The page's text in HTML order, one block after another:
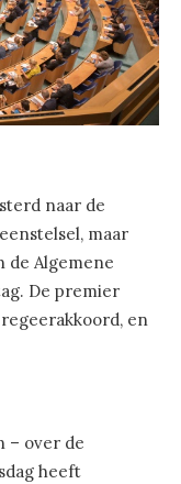
naar de
maar
de Algemene
De premier
en
– over de
heeft